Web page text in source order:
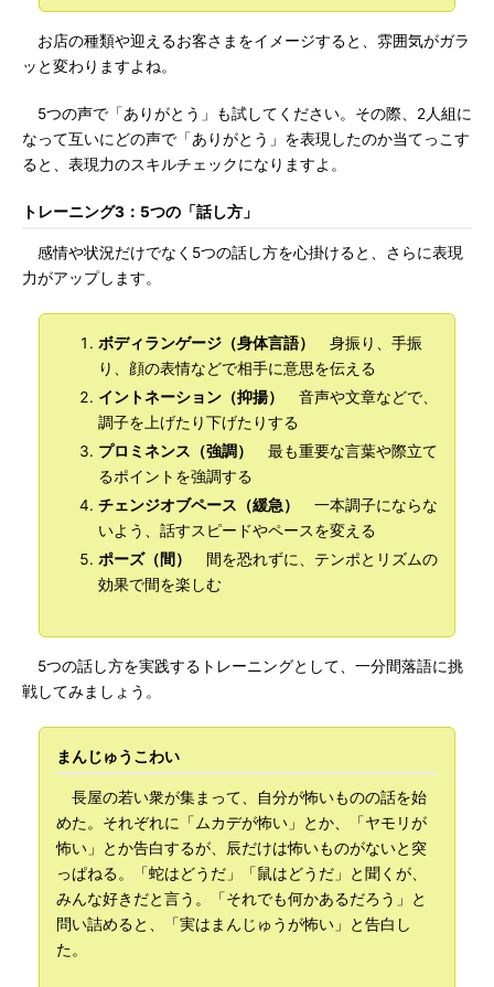
お店の種類や迎えるお客さまをイメージすると、雰囲気がガラ
ッと変わりますよね。
5つの声で「ありがとう」も試してください。その際、2人組に
なって互いにどの声で「ありがとう」を表現したのか当てっこす
ると、表現力のスキルチェックになりますよ。
トレーニング3：5つの「話し方」
感情や状況だけでなく5つの話し方を心掛けると、さらに表現
力がアップします。
ボディランゲージ（身体言語）
身振り、手振
り、顔の表情などで相手に意思を伝える
イントネーション（抑揚）
音声や文章などで、
調子を上げたり下げたりする
プロミネンス（強調）
最も重要な言葉や際立て
るポイントを強調する
チェンジオブペース（緩急）
一本調子にならな
いよう、話すスピードやペースを変える
ポーズ（間）
間を恐れずに、テンポとリズムの
効果で間を楽しむ
5つの話し方を実践するトレーニングとして、一分間落語に挑
戦してみましょう。
まんじゅうこわい
長屋の若い衆が集まって、自分が怖いものの話を始
めた。それぞれに「ムカデが怖い」とか、「ヤモリが
怖い」とか告白するが、辰だけは怖いものがないと突
っぱねる。「蛇はどうだ」「鼠はどうだ」と聞くが、
みんな好きだと言う。「それでも何かあるだろう」と
問い詰めると、「実はまんじゅうが怖い」と告白し
た。